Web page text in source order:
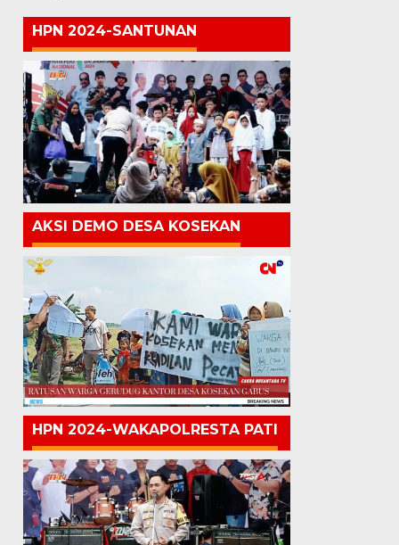
HPN 2024-SANTUNAN
AKSI DEMO DESA KOSEKAN
HPN 2024-WAKAPOLRESTA PATI